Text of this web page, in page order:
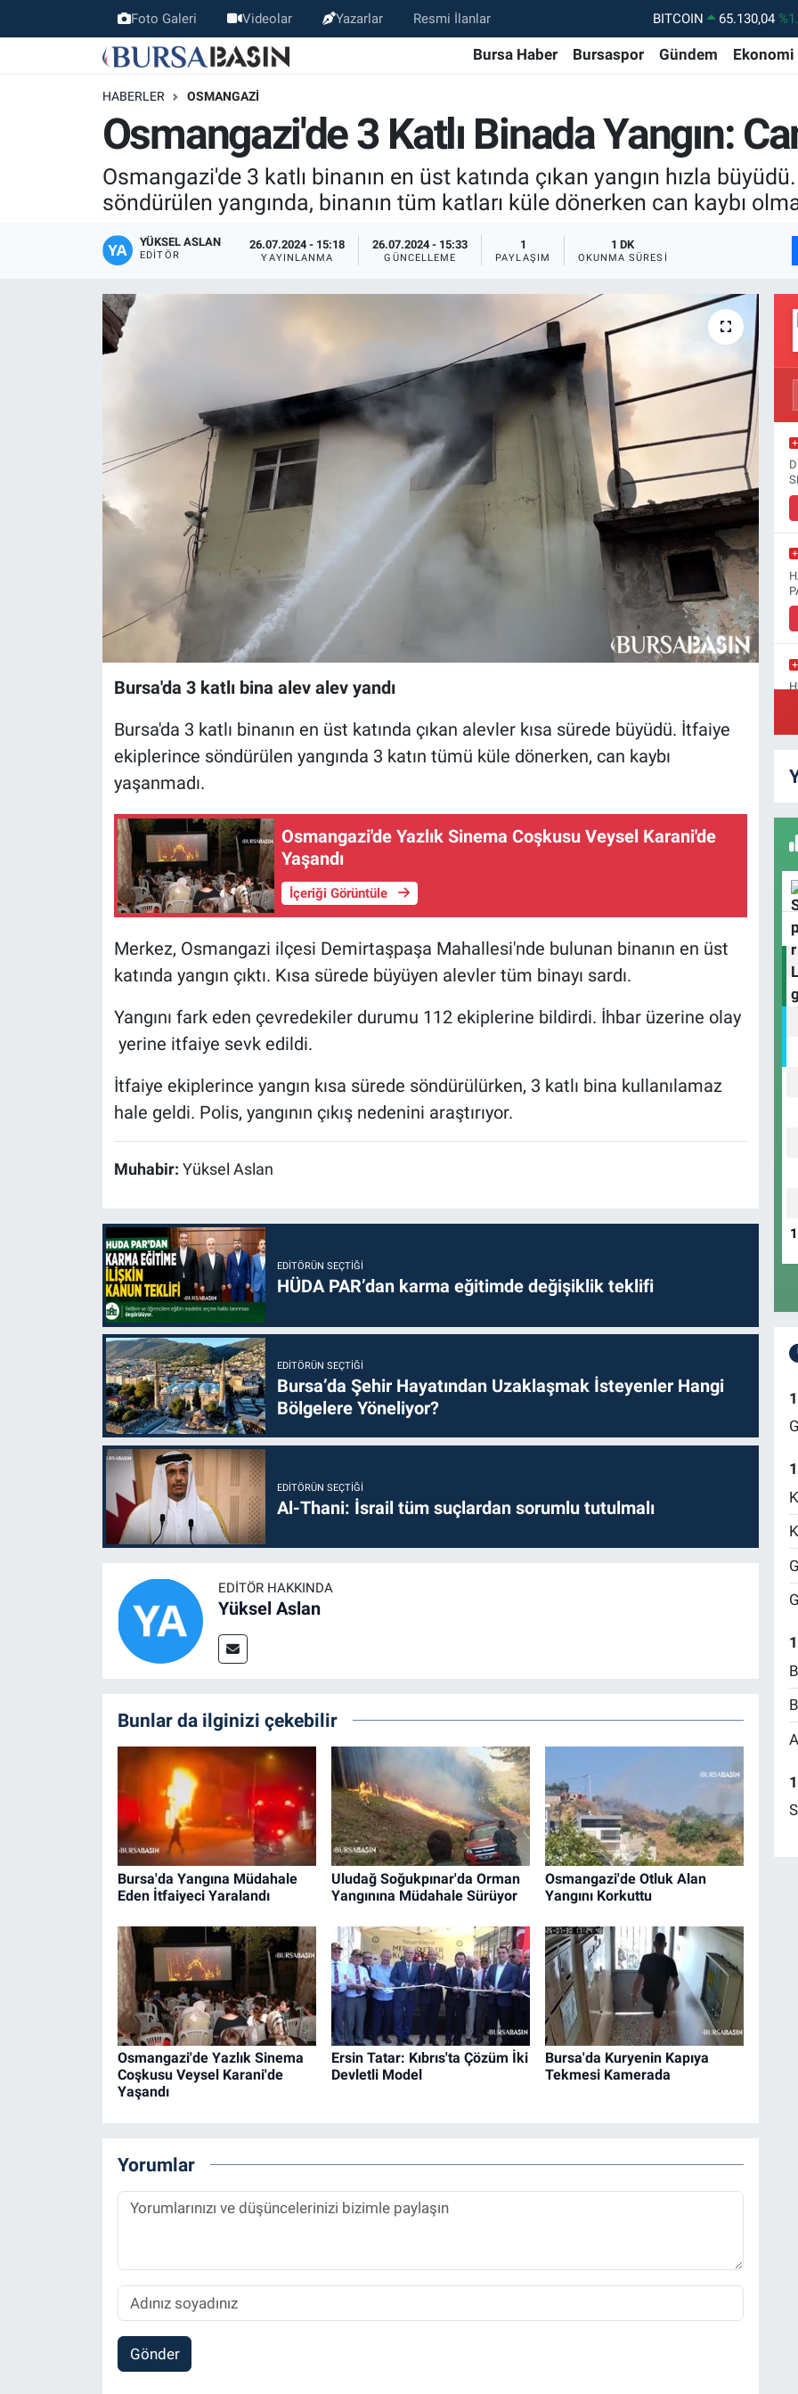
Foto Galeri Videolar Yazarlar Resmi İlanlar BITCOIN 65.130,04
DOLAR
47,7069
%0.17
GRAM ALTIN
6618.49 %2.12
BİST100
13.887
Bursa Haber Bursaspor Gündem Ekonomi
HABERLER OSMANGAZI
Osmangazi'de 3 Katlı Binada Yangın:
Osmangazi'de 3 katlı binanın en üst katında çıkan yangın hızla
söndürülen yangında, binanın tüm katları küle dönerken can kaybı
YÜKSEL ASLAN
EDITÖR
26.07.2024 - 15:18
YAYINLANMA
26.07.2024 - 15:33
GÜNCELLEME
1
PAYLAŞIM
1 DK
OKUNMA SÜRESI
Bursa'da 3 katlı bina alev alev yandı
Bursa'da 3 katlı binanın en üst katında çıkan alevler kısa sürede büyüdü. İtfaiye
ekiplerince söndürülen yangında 3 katın tümü küle dönerken, can kaybı
yaşanmadı.
Osmangazi'de Yazlık Sinema Coşkusu Veysel Karani'de
Yaşandı
İçeriği Görüntüle
Merkez, Osmangazi ilçesi Demirtaşpaşa Mahallesi'nde bulunan binanın en üst
katında yangın çıktı. Kısa sürede büyüyen alevler tüm binayı sardı.
Yangını fark eden çevredekiler durumu 112 ekiplerine bildirdi. İhbar üzerine olay
yerine itfaiye sevk edildi.
İtfaiye ekiplerince yangın kısa sürede söndürülürken, 3 katlı bina kullanılamaz
hale geldi. Polis, yangının çıkış nedenini araştırıyor.
Muhabir: Yüksel Aslan
EDITÖRÜN SEÇTIĞI
HÜDA PAR’dan karma eğitimde değişiklik teklifi
EDITÖRÜN SEÇTIĞI
Bursa’da Şehir Hayatından Uzaklaşmak İsteyenler Hangi
Bölgelere Yöneliyor?
EDITÖRÜN SEÇTIĞI
Al-Thani: İsrail tüm suçlardan sorumlu tutulmalı
EDITÖR HAKKINDA
Yüksel Aslan
Bunlar da ilginizi çekebilir
Bursa'da Yangına Müdahale
Eden İtfaiyeci Yaralandı
Uludağ Soğukpınar'da Orman
Yangınına Müdahale Sürüyor
Osmangazi'de Otluk Alan
Yangını Korkuttu
Osmangazi'de Yazlık Sinema
Coşkusu Veysel Karani'de
Yaşandı
Ersin Tatar: Kıbrıs'ta Çözüm İki
Devletli Model
Bursa'da Kuryenin Kapıya
Tekmesi Kamerada
Yorumlar
Gönder
Bursa Haber
Bilim, Teknoloji
KÜLTÜR-SANAT
Bursaspor
Ekonomi
Teknoloji
Magazin
Nöbetçi Eczaneler
Bursa Nöbetçi Eczaneler
Bursa Hava Durumu
Bursa Trafik Yoğunluk Haritası
Süper Lig Puan Durumu ve Fikstür
Tüm Manşetler
Son Dakika Haberleri